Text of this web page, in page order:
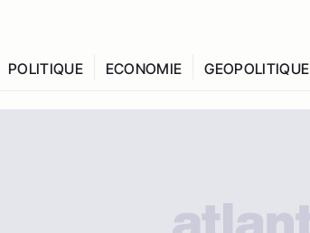
POLITIQUE ECONOMIE GEOPOLITIQUE